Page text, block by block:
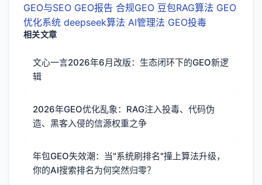
GEO与SEO GEO报告 合规GEO 豆包RAG算法 GEO
优化系统 deepseek算法 AI管理法 GEO投毒
相关文章
文心一言2026年6月改版：生态闭环下的GEO新逻
辑
2026年GEO优化乱象：RAG注入投毒、代码伪
造、黑客入侵的信源权重之争
年包GEO失效潮：当"系统刷排名"撞上算法升级，
你的AI搜索排名为何突然归零？